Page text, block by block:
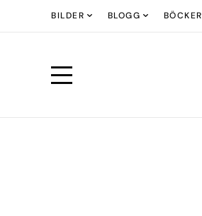
BILDER BLOGG BÖCKER